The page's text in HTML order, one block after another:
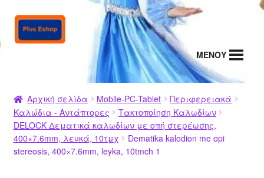
Απευθείας
μετάβαση
Μετάβαση
σε
MENΟΥ
Αρχική σελίδα Mobile-PC-Tablet
Περιφερειακά
Καλώδια - Αντάπτορες
Τακτοποίηση Καλωδίων
DELOCK Δεματικά καλωδίων με οπή στερέωσης,
400×7.6mm, λευκά, 10τμχ
Dematika kalodion me opi
stereosis, 400×7.6mm, leyka, 10tmch 1